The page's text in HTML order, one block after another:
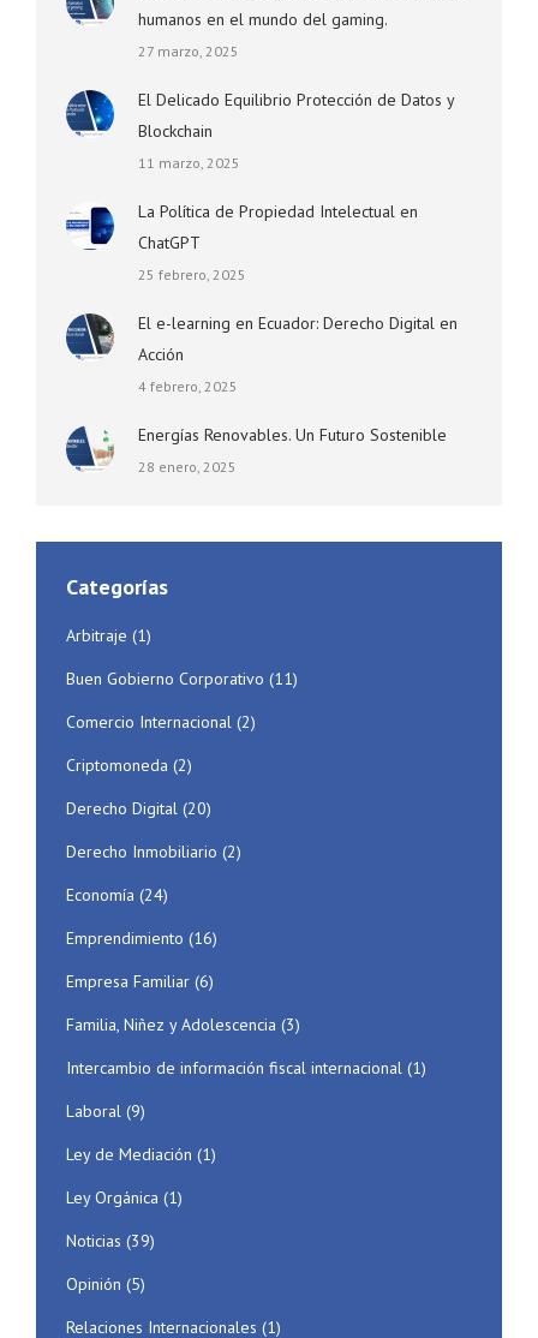
humanos en el mundo del gaming.
27 marzo, 2025
El Delicado Equilibrio Protección de Datos y
Blockchain
11 marzo, 2025
La Política de Propiedad Intelectual en
ChatGPT
25 febrero, 2025
El e-learning en Ecuador: Derecho Digital en
Acción
4 febrero, 2025
Energías Renovables. Un Futuro Sostenible
28 enero, 2025
Categorías
Arbitraje (1)
Buen Gobierno Corporativo (11)
Comercio Internacional (2)
Criptomoneda (2)
Derecho Digital (20)
Derecho Inmobiliario (2)
Economía (24)
Emprendimiento (16)
Empresa Familiar (6)
Familia, Niñez y Adolescencia (3)
Intercambio de información fiscal internacional (1)
Laboral (9)
Ley de Mediación (1)
Ley Orgánica (1)
Noticias (39)
Opinión (5)
Relaciones Internacionales (1)